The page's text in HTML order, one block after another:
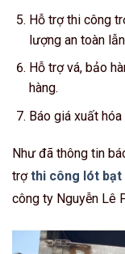
Hỗ trợ thi công
lượng an toàn
Hỗ trợ vá, bảo
hàng.
Báo giá xuất
Như đã thông tin
trợthi công lót bạt
công ty Nguyễn Lê